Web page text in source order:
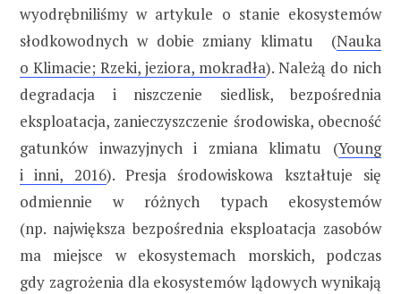
wyodrębniliśmy w artykule o stanie ekosystemów
słodkowodnych w dobie zmiany klimatu (Nauka
o Klimacie; Rzeki, jeziora, mokradła). Należą do nich
degradacja i niszczenie siedlisk, bezpośrednia
eksploatacja, zanieczyszczenie środowiska, obecność
gatunków inwazyjnych i zmiana klimatu (Young
i inni, 2016). Presja środowiskowa kształtuje się
odmiennie w różnych typach ekosystemów
(np. największa bezpośrednia eksploatacja zasobów
ma miejsce w ekosystemach morskich, podczas
gdy zagrożenia dla ekosystemów lądowych wynikają